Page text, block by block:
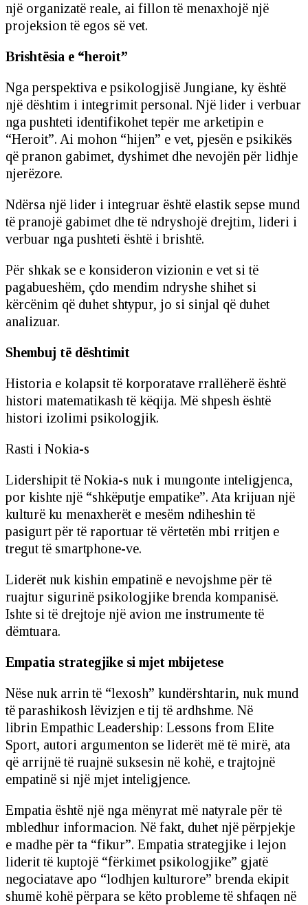
një organizatë reale, ai fillon të menaxhojë një
projeksion të egos së vet.
Brishtësia e “heroit”
Nga perspektiva e psikologjisë Jungiane, ky është
një dështim i integrimit personal. Një lider i verbuar
nga pushteti identifikohet tepër me arketipin e
“Heroit”. Ai mohon “hijen” e vet, pjesën e psikikës
që pranon gabimet, dyshimet dhe nevojën për lidhje
njerëzore.
Ndërsa një lider i integruar është elastik sepse mund
të pranojë gabimet dhe të ndryshojë drejtim, lideri i
verbuar nga pushteti është i brishtë.
Për shkak se e konsideron vizionin e vet si të
pagabueshëm, çdo mendim ndryshe shihet si
kërcënim që duhet shtypur, jo si sinjal që duhet
analizuar.
Shembuj të dështimit
Historia e kolapsit të korporatave rrallëherë është
histori matematikash të këqija. Më shpesh është
histori izolimi psikologjik.
Rasti i Nokia-s
Lidershipit të Nokia-s nuk i mungonte inteligjenca,
por kishte një “shkëputje empatike”. Ata krijuan një
kulturë ku menaxherët e mesëm ndiheshin të
pasigurt për të raportuar të vërtetën mbi rritjen e
tregut të smartphone-ve.
Liderët nuk kishin empatinë e nevojshme për të
ruajtur sigurinë psikologjike brenda kompanisë.
Ishte si të drejtoje një avion me instrumente të
dëmtuara.
Empatia strategjike si mjet mbijetese
Nëse nuk arrin të “lexosh” kundërshtarin, nuk mund
të parashikosh lëvizjen e tij të ardhshme. Në
librin Empathic Leadership: Lessons from Elite
Sport, autori argumenton se liderët më të mirë, ata
që arrijnë të ruajnë suksesin në kohë, e trajtojnë
empatinë si një mjet inteligjence.
Empatia është një nga mënyrat më natyrale për të
mbledhur informacion. Në fakt, duhet një përpjekje
e madhe për ta “fikur”. Empatia strategjike i lejon
liderit të kuptojë “fërkimet psikologjike” gjatë
negociatave apo “lodhjen kulturore” brenda ekipit
shumë kohë përpara se këto probleme të shfaqen në